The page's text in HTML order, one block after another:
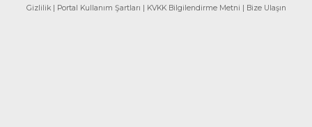
Gizlilik | Portal Kullanım Şartları | KVKK Bilgilendirme Metni | Bize Ulaşın